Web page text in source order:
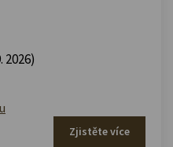
2026)
Zjistěte více